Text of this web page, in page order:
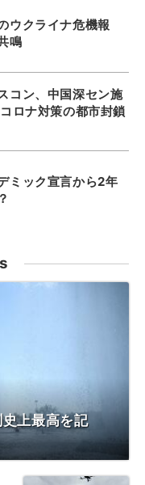
ウクライナ危機報
鳴
コン、中国深セン施
ロナ対策の都市封鎖
ミック宣言から2年
上最高を記